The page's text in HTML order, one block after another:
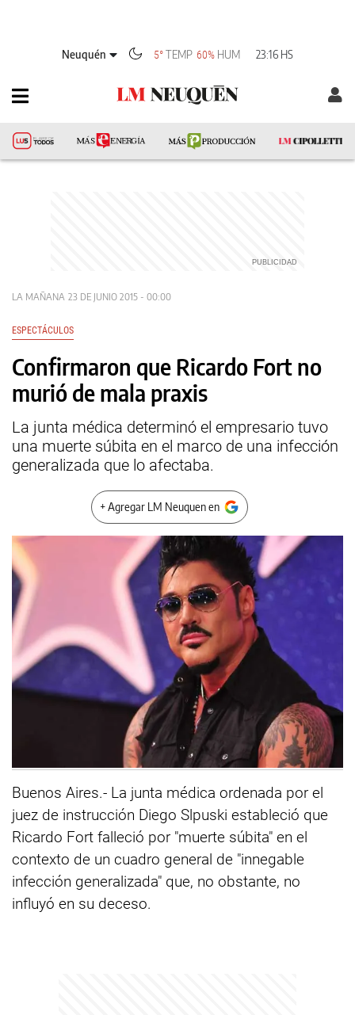
Neuquén 5° TEMP 60% HUM 23:16 HS
LA MAÑANA 23 DE JUNIO 2015 - 00:00
ESPECTÁCULOS
Confirmaron que Ricardo Fort no
murió de mala praxis
La junta médica determinó el empresario tuvo
una muerte súbita en el marco de una infección
generalizada que lo afectaba.
+ Agregar LM Neuquen en
Buenos Aires.- La junta médica ordenada por el
juez de instrucción Diego Slpuski estableció que
Ricardo Fort falleció por "muerte súbita" en el
contexto de un cuadro general de "innegable
infección generalizada" que, no obstante, no
influyó en su deceso.